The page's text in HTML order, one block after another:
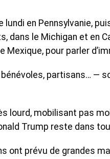
lundi en Pennsylvanie,
le Michigan et en
Mexique, pour parler
partisans… —
lourd, mobilisant pas
Trump reste dans
ont prévu de grandes